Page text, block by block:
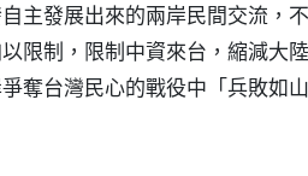
主發展出來的兩岸民間交流，不
限制，限制中資來台，縮減大陸
奪台灣民心的戰役中「兵敗如山